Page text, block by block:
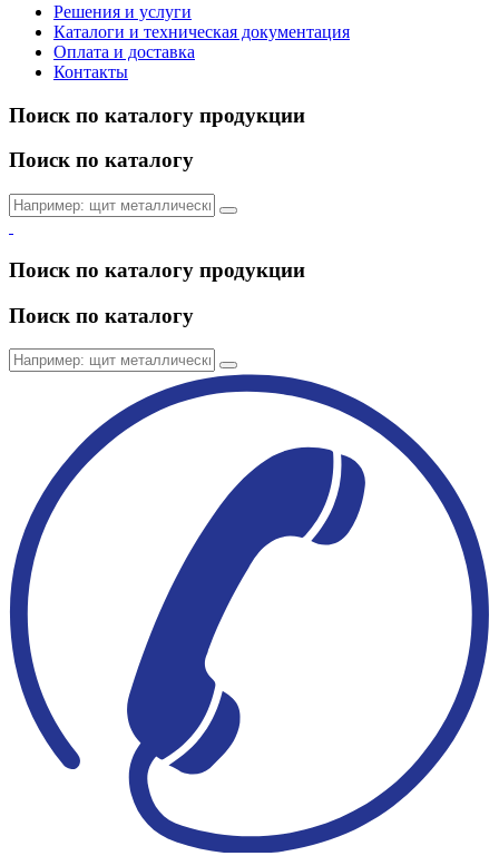
Решения и услуги
Каталоги и техническая документация
Оплата и доставка
Контакты
Поиск по каталогу продукции
Поиск по каталогу
Поиск по каталогу продукции
Поиск по каталогу